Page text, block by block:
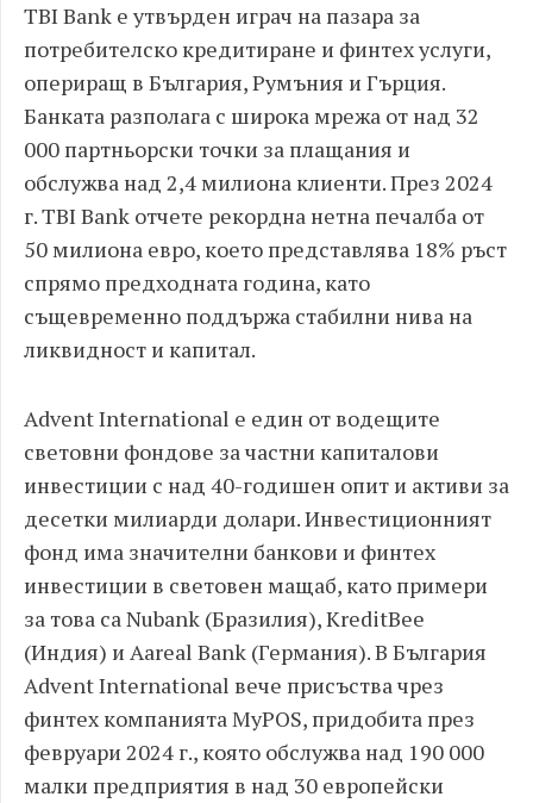
TBI Bank е утвърден играч на пазара за
потребителско кредитиране и финтех услуги,
опериращ в България, Румъния и Гърция.
Банката разполага с широка мрежа от над 32
000 партньорски точки за плащания и
обслужва над 2,4 милиона клиенти. През 2024
г. TBI Bank отчете рекордна нетна печалба от
50 милиона евро, което представлява 18% ръст
спрямо предходната година, като
същевременно поддържа стабилни нива на
ликвидност и капитал.
Advent International е един от водещите
световни фондове за частни капиталови
инвестиции с над 40-годишен опит и активи за
десетки милиарди долари. Инвестиционният
фонд има значителни банкови и финтех
инвестиции в световен мащаб, като примери
за това са Nubank (Бразилия), KreditBee
(Индия) и Aareal Bank (Германия). В България
Advent International вече присъства чрез
финтех компанията MyPOS, придобита през
февруари 2024 г., която обслужва над 190 000
малки предприятия в над 30 европейски